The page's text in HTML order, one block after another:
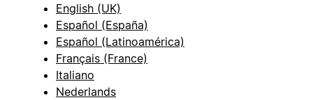
English (UK)
Español (España)
Español (Latinoamérica)
Français (France)
Italiano
Nederlands